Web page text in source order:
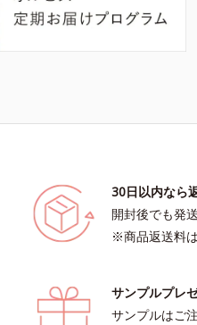
30日以内なら
開封後でも発
※商品返送料
サンプルプレ
サンプルはご